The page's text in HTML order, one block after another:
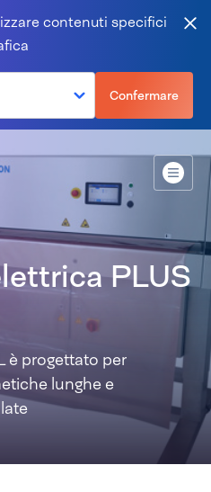
contenuti specifici
Confermare
Menù
PLUS
è progettato per
lunghe e